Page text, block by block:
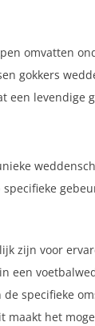
omvatten
gokkers
een levendige
specifieke
zijn voor
een
specifieke
het